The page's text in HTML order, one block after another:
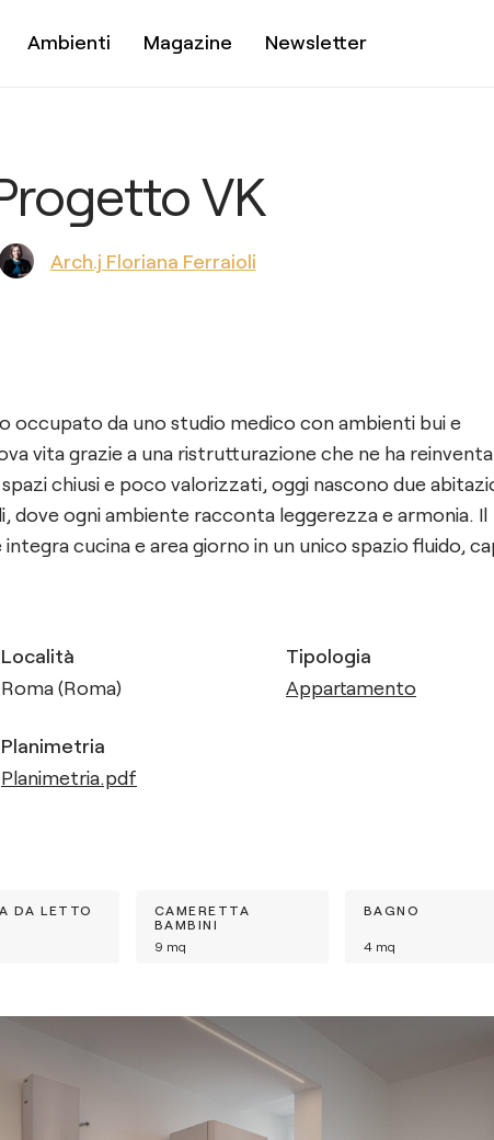
Ambienti Magazine Newsletter
VK
Arch.j Floriana Ferraioli
occupato da uno studio medico con ambienti bui e
vita grazie a una ristrutturazione che ne ha
chiusi e poco valorizzati, oggi nascono due
dove ogni ambiente racconta leggerezza e armonia. Il
cucina e area giorno in un unico spazio fluido,
Località
Roma (Roma)
Tipologia
Appartamento
Planimetria
Planimetria.pdf
DA LETTO
CAMERETTA
BAMBINI
9 mq
BAGNO
4mq